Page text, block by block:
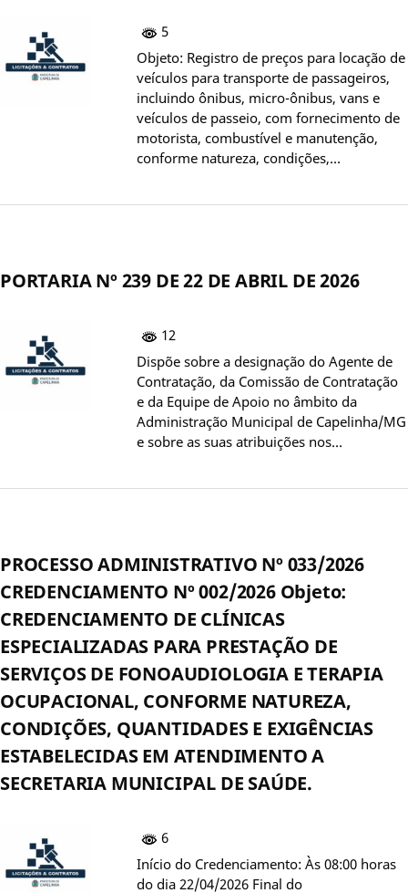
5
Objeto: Registro de preços para locação de
veículos para transporte de passageiros,
incluindo ônibus, micro-ônibus, vans e
veículos de passeio, com fornecimento de
motorista, combustível e manutenção,
conforme natureza, condições,…
PORTARIA Nº 239 DE 22 DE ABRIL DE 2026
12
Dispõe sobre a designação do Agente de
Contratação, da Comissão de Contratação
e da Equipe de Apoio no âmbito da
Administração Municipal de Capelinha/MG
e sobre as suas atribuições nos…
PROCESSO ADMINISTRATIVO Nº 033/2026
CREDENCIAMENTO Nº 002/2026 Objeto:
CREDENCIAMENTO DE CLÍNICAS
ESPECIALIZADAS PARA PRESTAÇÃO DE
SERVIÇOS DE FONOAUDIOLOGIA E TERAPIA
OCUPACIONAL, CONFORME NATUREZA,
CONDIÇÕES, QUANTIDADES E EXIGÊNCIAS
ESTABELECIDAS EM ATENDIMENTO A
SECRETARIA MUNICIPAL DE SAÚDE.
6
Início do Credenciamento: Às 08:00 horas
do dia 22/04/2026 Final do